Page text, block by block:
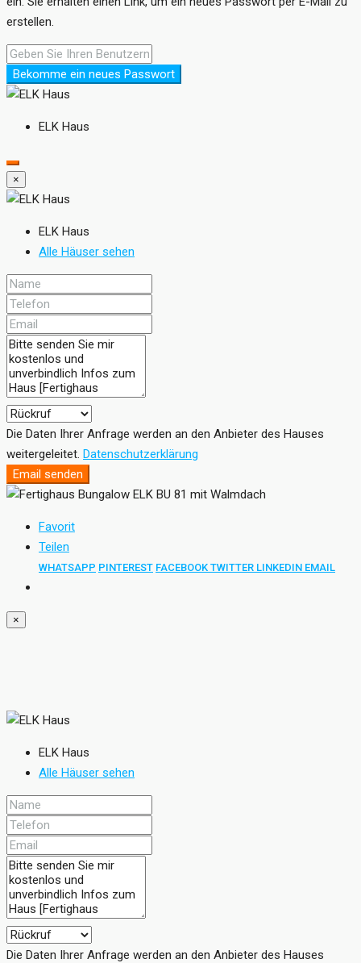
erstellen.
Bekomme ein neues Passwort
ELK Haus
×
ELK Haus
Alle Häuser sehen
Die Daten Ihrer Anfrage werden an den Anbieter des Hauses
weitergeleitet. Datenschutzerklärung
Email senden
Favorit
Teilen
WHATSAPP PINTEREST FACEBOOK TWITTER LINKEDIN EMAIL
×
ELK Haus
Alle Häuser sehen
Die Daten Ihrer Anfrage werden an den Anbieter des Hauses